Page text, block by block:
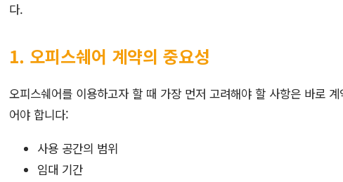
다.
1. 오피스쉐어 계약의 중요성
오피스쉐어를 이용하고자 할 때 가장 먼저 고려해야 할 사항은 바로
어야 합니다:
사용 공간의 범위
임대 기간